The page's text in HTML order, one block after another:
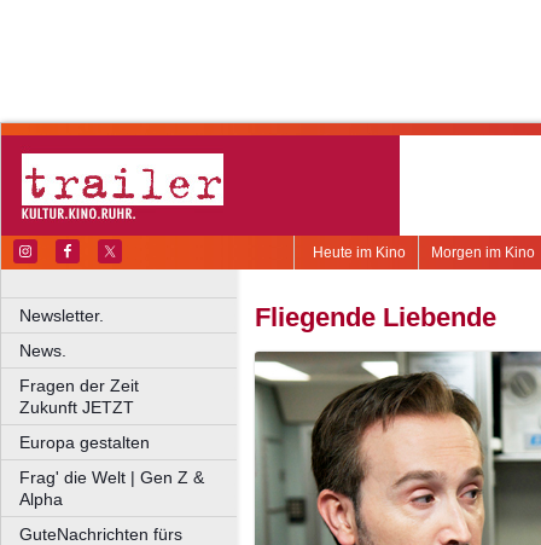
Morgen im Kino
Heute im Kino
Newsletter.
News.
Fragen der Zeit
Zukunft JETZT
Europa gestalten
Frag' die Welt | Gen Z &
Alpha
GuteNachrichten fürs
Fliegende Liebende